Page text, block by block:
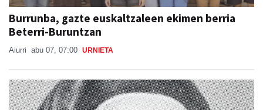
Burrunba, gazte euskaltzaleen ekimen berria
Beterri-Buruntzan
Aiurri abu 07, 07:00 URNIETA